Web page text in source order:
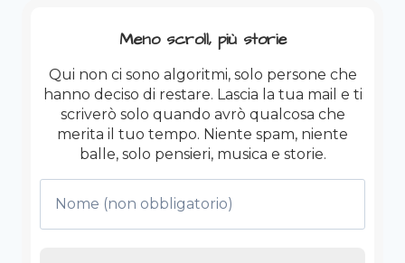
Meno scroll, più storie
Qui non ci sono algoritmi, solo persone che
hanno deciso di restare. Lascia la tua mail e ti
scriverò solo quando avrò qualcosa che
merita il tuo tempo. Niente spam, niente
balle, solo pensieri, musica e storie.